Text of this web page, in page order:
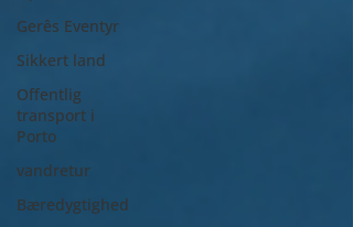
Gerês Eventyr
Sikkert land
Offentlig
transport i
Porto
vandretur
Bæredygtighed